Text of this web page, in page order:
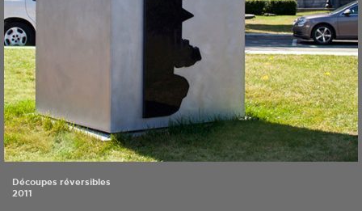
Découpes réversibles
2011